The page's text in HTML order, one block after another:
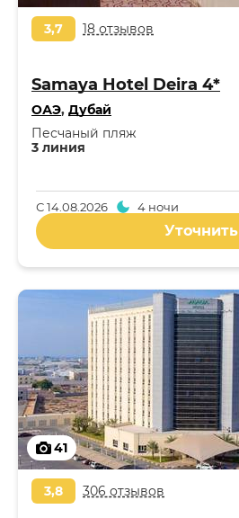
3,7 18 отзывов
Samaya Hotel Deira 4*
ОАЭ, Дубай
3 линия
Песчаный пляж
С14.08.2026 4 ночи
Уточнить
41
3,8 306 отзывов